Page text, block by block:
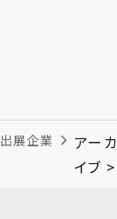
出展企業
アーカ
イブ >